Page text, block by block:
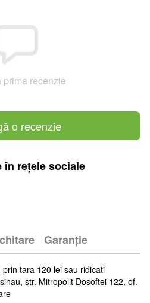
prima recenzie
o recenzie
rețele sociale
Garanție
tara 120 lei sau ridicati
str. Mitropolit Dosoftei 122, of.